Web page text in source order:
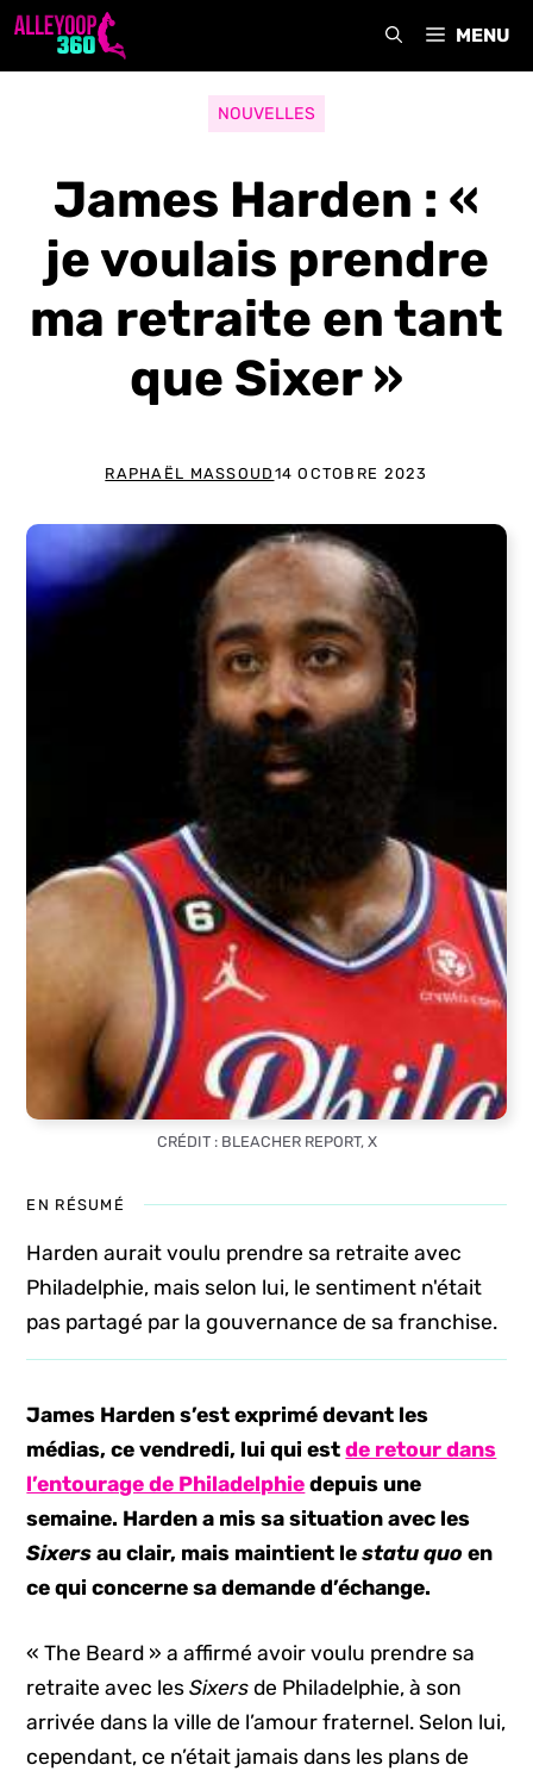
Aller
MENU
NOUVELLES
James Harden : «
je voulais prendre
ma retraite en tant
que Sixer »
RAPHAËL MASSOUD 14 OCTOBRE 2023
CRÉDIT : BLEACHER REPORT, X
EN RÉSUMÉ
Harden aurait voulu prendre sa retraite avec
Philadelphie, mais selon lui, le sentiment n'était
pas partagé par la gouvernance de sa franchise.
James Harden s’est exprimé devant les
médias, ce vendredi, lui qui estde retour dans
l’entourage de Philadelphie depuis une
semaine. Harden a mis sa situation avec les
Sixers au clair, mais maintient lestatu quo en
ce qui concerne sa demande d’échange.
« The Beard » a affirmé avoir voulu prendre sa
retraite avec lesSixers de Philadelphie, à son
arrivée dans la ville de l’amour fraternel. Selon lui,
cependant, ce n’était jamais dans les plans de